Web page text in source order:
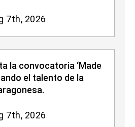
7th, 2026
la convocatoria ‘Made
el talento de la
7th, 2026